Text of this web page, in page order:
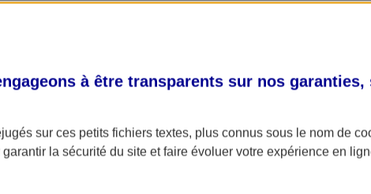
à être transparents sur nos garanties,
sur ces petits fichiers textes, plus connus sous le nom de
la sécurité du site et faire évoluer votre expérience en